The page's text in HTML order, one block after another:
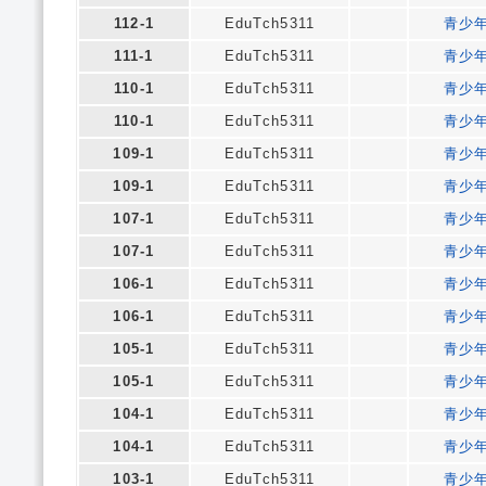
112-1 EduTch5311
青少
111-1
EduTch5311
青少
110-1
EduTch5311
青少
110-1
EduTch5311
青少
109-1
EduTch5311
青少
109-1
EduTch5311
青少
107-1
EduTch5311
青少
107-1
EduTch5311
青少
106-1
EduTch5311
青少
106-1
EduTch5311
青少
105-1
EduTch5311
青少
105-1
EduTch5311
青少
104-1
EduTch5311
青少
104-1
EduTch5311
青少
103-1
EduTch5311 青少